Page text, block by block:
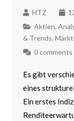
HTZ
Aktien,
& Trends,
0 comments
Es gibt
eines
Ein erstes